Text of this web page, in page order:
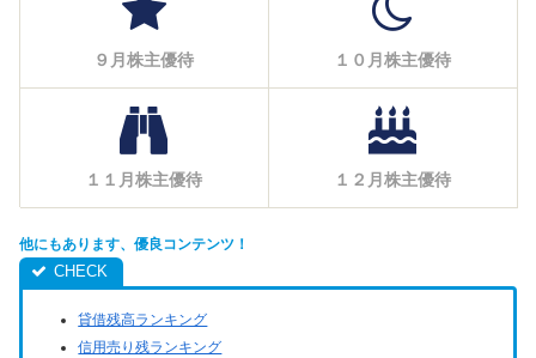
９月株主優待 １０月株主優待
１１月株主優待 １２月株主優待
他にもあります、優良コンテンツ！
貸借残高ランキング
信用売り残ランキング